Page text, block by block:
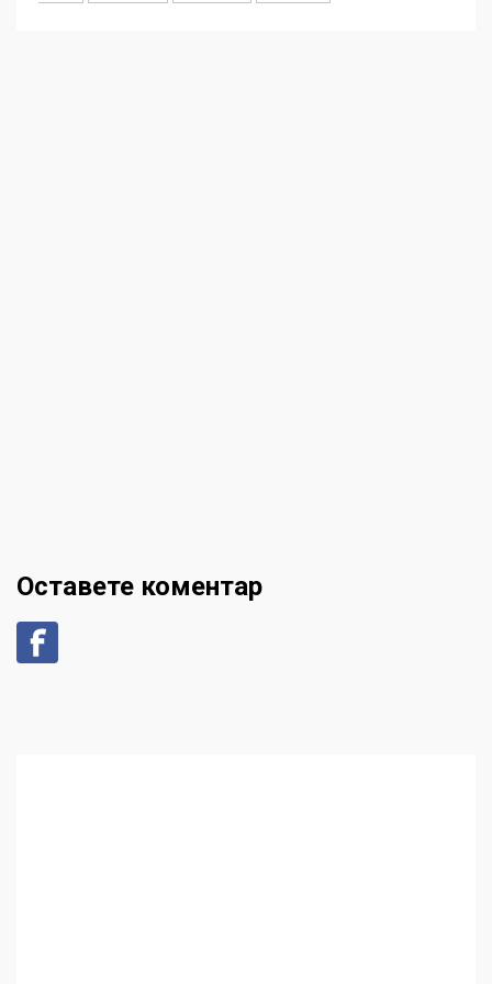
Оставете коментар